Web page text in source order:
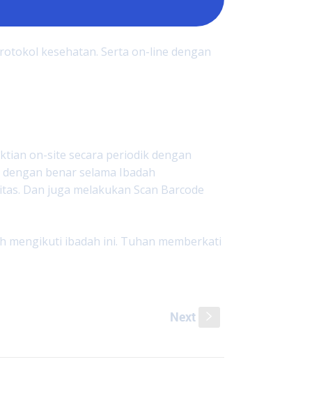
kesehatan. Serta on-line dengan
on-site secara periodik dengan
benar selama Ibadah
Dan juga melakukan Scan Barcode
mengikuti ibadah ini. Tuhan memberkati
Next